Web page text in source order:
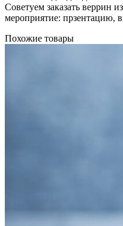
Советуем заказать веррин
мероприятие: прзентацию,
Похожие товары